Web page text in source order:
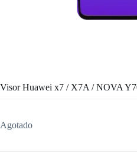
Visor Huawei x7 / X7A / NOVA
Agotado